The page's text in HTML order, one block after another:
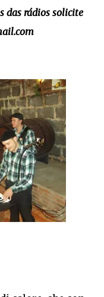
das rádios solicite